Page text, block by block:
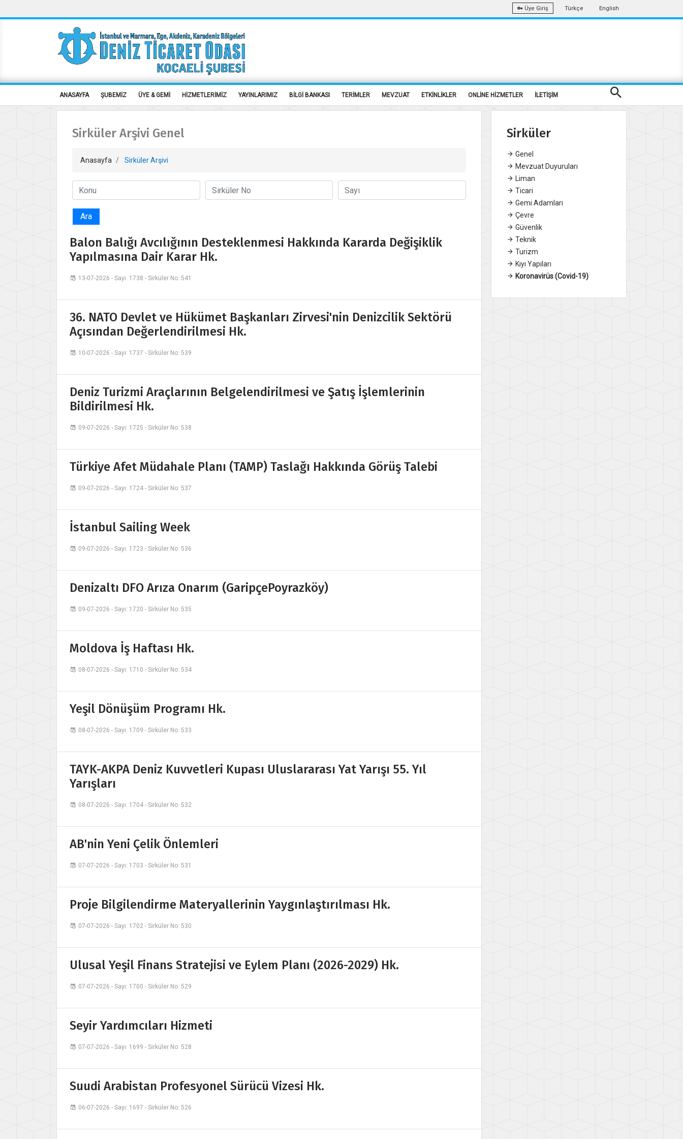
Üye Giriş Türkçe English
ANASAYFA ŞUBEMİZ ÜYE & GEMİ HİZMETLERİMİZ YAYINLARIMIZ BİLGİ BANKASI TERİMLER MEVZUAT ETKİNLİKLER ONLİNE HİZMETLER İLETİŞİM
Sirküler Arşivi Genel
Anasayfa Sirküler Arşivi
Ara
Balon Balığı Avcılığının Desteklenmesi Hakkında Kararda Değişiklik
Yapılmasına Dair Karar Hk.
13-07-2026 - Sayı: 1738 - Sirküler No: 541
36. NATO Devlet ve Hükümet Başkanları Zirvesi'nin Denizcilik Sektörü
Açısından Değerlendirilmesi Hk.
10-07-2026 - Sayı: 1737 - Sirküler No: 539
Deniz Turizmi Araçlarının Belgelendirilmesi ve Şatış İşlemlerinin
Bildirilmesi Hk.
09-07-2026 - Sayı: 1725 - Sirküler No: 538
Türkiye Afet Müdahale Planı (TAMP) Taslağı Hakkında Görüş Talebi
09-07-2026 - Sayı: 1724 - Sirküler No: 537
İstanbul Sailing Week
09-07-2026 - Sayı: 1723 - Sirküler No: 536
Denizaltı DFO Arıza Onarım (GaripçePoyrazköy)
09-07-2026 - Sayı: 1720 - Sirküler No: 535
Moldova İş Haftası Hk.
08-07-2026 - Sayı: 1710 - Sirküler No: 534
Yeşil Dönüşüm Programı Hk.
08-07-2026 - Sayı: 1709 - Sirküler No: 533
TAYK-AKPA Deniz Kuvvetleri Kupası Uluslararası Yat Yarışı 55. Yıl
Yarışları
08-07-2026 - Sayı: 1704 - Sirküler No: 532
AB'nin Yeni Çelik Önlemleri
07-07-2026 - Sayı: 1703 - Sirküler No: 531
Proje Bilgilendirme Materyallerinin Yaygınlaştırılması Hk.
07-07-2026 - Sayı: 1702 - Sirküler No: 530
Ulusal Yeşil Finans Stratejisi ve Eylem Planı (2026-2029) Hk.
07-07-2026 - Sayı: 1700 - Sirküler No: 529
Seyir Yardımcıları Hizmeti
07-07-2026 - Sayı: 1699 - Sirküler No: 528
Suudi Arabistan Profesyonel Sürücü Vizesi Hk.
06-07-2026 - Sayı: 1697 - Sirküler No: 526
Sirküler
Genel
Mevzuat Duyuruları
Liman
Ticari
Gemi Adamları
Çevre
Güvenlik
Teknik
Turizm
Kıyı Yapıları
Koronavirüs (Covid-19)